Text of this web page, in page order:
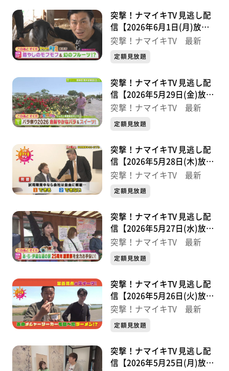
突撃！ナマイキTV 見逃し配
信【2026年6月1日(月)放送
分】
突撃！ナマイキTV 最新
定額見放題
突撃！ナマイキTV 見逃し配
信【2026年5月29日(金)放送
分】
突撃！ナマイキTV 最新
定額見放題
突撃！ナマイキTV 見逃し配
信【2026年5月28日(木)放送
分】
突撃！ナマイキTV 最新
定額見放題
突撃！ナマイキTV 見逃し配
信【2026年5月27日(水)放送
分】
突撃！ナマイキTV 最新
定額見放題
突撃！ナマイキTV 見逃し配
信【2026年5月26日(火)放送
分】
突撃！ナマイキTV 最新
定額見放題
突撃！ナマイキTV 見逃し配
信【2026年5月25日(月)放送